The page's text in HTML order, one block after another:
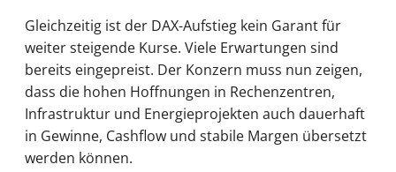
Gleichzeitig ist der DAX-Aufstieg kein Garant für
weiter steigende Kurse. Viele Erwartungen sind
bereits eingepreist. Der Konzern muss nun zeigen,
dass die hohen Hoffnungen in Rechenzentren,
Infrastruktur und Energieprojekten auch dauerhaft
in Gewinne, Cashflow und stabile Margen übersetzt
werden können.